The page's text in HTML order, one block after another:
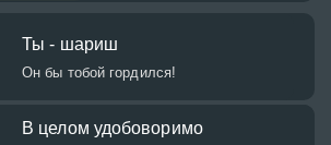
Ты - шариш
Он бы тобой гордился!
В целом удобоворимо